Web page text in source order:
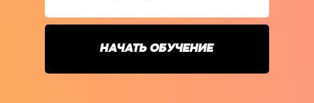
НАЧАТЬ ОБУЧЕНИЕ